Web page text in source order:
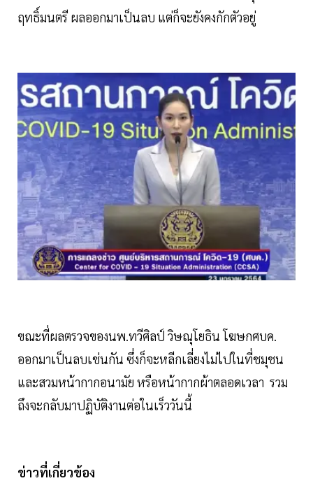
ฤทธิ์มนตรี ผลออกมาเป็นลบ แต่ก็จะยังคงกักตัวอยู่
ขณะที่ผลตรวจของนพ.ทวีศิลป์ วิษณุโยธิน โฆษกศบค.
ออกมาเป็นลบเช่นกัน ซึ่งก็จะหลีกเลี่ยงไม่ไปในที่ชมุชน
และสวมหน้ากากอนามัย หรือหน้ากากผ้าตลอดเวลา รวม
ถึงจะกลับมาปฏิบัติงานต่อในเร็ววันนี้
ข่าวที่เกี่ยวข้อง